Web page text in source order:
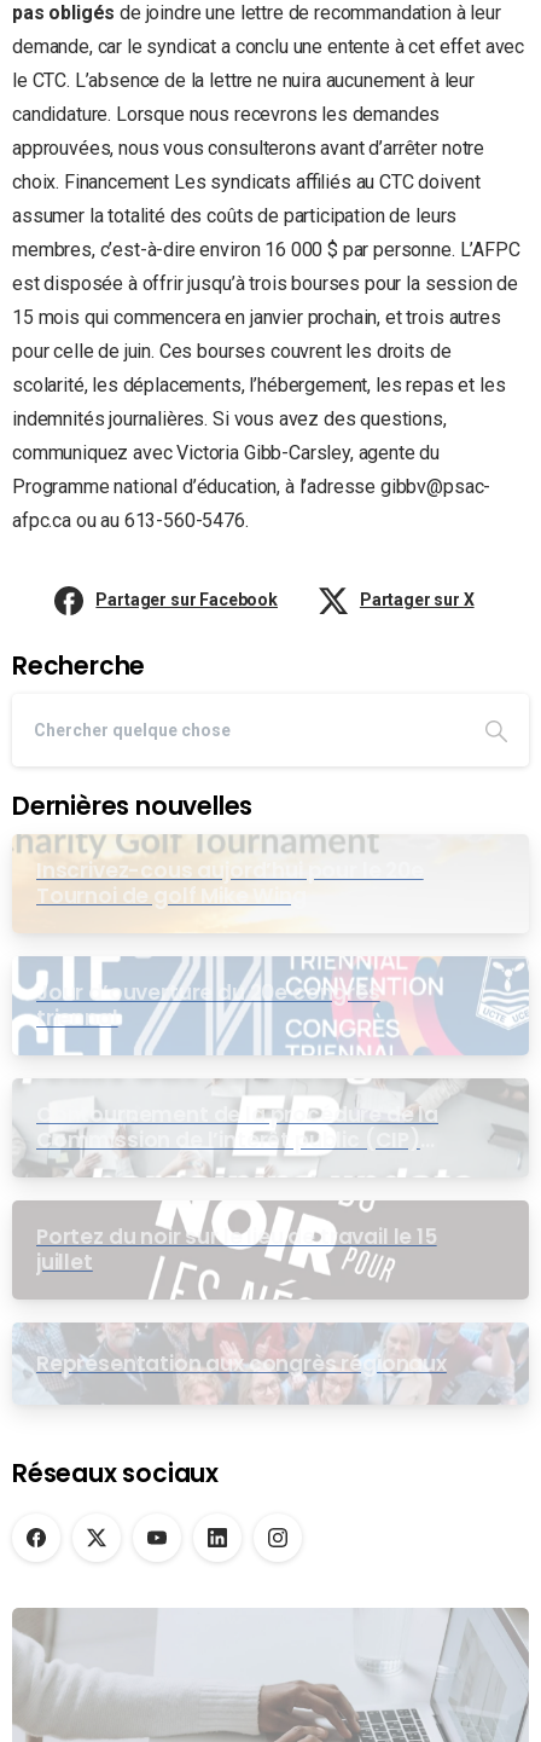
pas obligés de joindre une lettre de recommandation à leur
demande, car le syndicat a conclu une entente à cet effet avec
le CTC. L’absence de la lettre ne nuira aucunement à leur
candidature. Lorsque nous recevrons les demandes
approuvées, nous vous consulterons avant d’arrêter notre
choix. Financement Les syndicats affiliés au CTC doivent
assumer la totalité des coûts de participation de leurs
membres, c’est-à-dire environ 16 000 $ par personne. L’AFPC
est disposée à offrir jusqu’à trois bourses pour la session de
15 mois qui commencera en janvier prochain, et trois autres
pour celle de juin. Ces bourses couvrent les droits de
scolarité, les déplacements, l’hébergement, les repas et les
indemnités journalières. Si vous avez des questions,
communiquez avec Victoria Gibb-Carsley, agente du
Programme national d’éducation, à l’adresse gibbv@psac-
afpc.ca ou au 613-560-5476.
Partager sur Facebook Partager sur X
Recherche
Dernières nouvelles
Inscrivez-cous aujord’hui pour le 20e
Tournoi de golf Mike Wing
Jour d’ouverture du 20e congrès
triennal
Contournement de la procédure de la
Commission de l’intérêt public (CIP)
pour le groupe EB
Portez du noir sur le lieu de travail le 15
juillet
Représentation aux congrès régionaux
Réseaux sociaux